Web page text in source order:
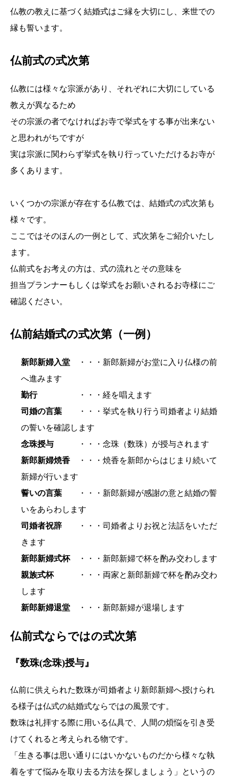
仏教の教えに基づく結婚式はご縁を大切にし、来世での
縁も誓います。
仏前式の式次第
仏教には様々な宗派があり、それぞれに大切にしている
教えが異なるため
その宗派の者でなければお寺で挙式をする事が出来ない
と思われがちですが
実は宗派に関わらず挙式を執り行っていただけるお寺が
多くあります。
いくつかの宗派が存在する仏教では、結婚式の式次第も
様々です。
ここではそのほんの一例として、式次第をご紹介いたし
ます。
仏前式をお考えの方は、式の流れとその意味を
担当プランナーもしくは挙式をお願いされるお寺様にご
確認ください。
仏前結婚式の式次第（一例）
新郎新婦入堂・・・新郎新婦がお堂に入り仏様の前
へ進みます
勤行・・・経を唱えます
司婚の言葉・・・挙式を執り行う司婚者より結婚
の誓いを確認します
念珠授与・・・念珠（数珠）が授与されます
新郎新婦焼香・・・焼香を新郎からはじまり続いて
新婦が行います
誓いの言葉・・・新郎新婦が感謝の意と結婚の誓
いをあらわします
司婚者祝辞・・・司婚者よりお祝と法話をいただ
きます
新郎新婦式杯・・・新郎新婦で杯を酌み交わします
親族式杯・・・両家と新郎新婦で杯を酌み交わ
します
新郎新婦退堂・・・新郎新婦が退場します
仏前式ならではの式次第
『数珠(念珠)授与』
仏前に供えられた数珠が司婚者より新郎新婦へ授けられ
る様子は仏式の結婚式ならではの風景です。
数珠は礼拝する際に用いる仏具で、人間の煩悩を引き受
けてくれると考えられる物です。
「生きる事は思い通りにはいかないものだから様々な執
着をすて悩みを取り去る方法を探しましょう」というの